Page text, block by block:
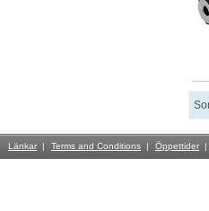
Länkar Terms and Conditions Öppettider